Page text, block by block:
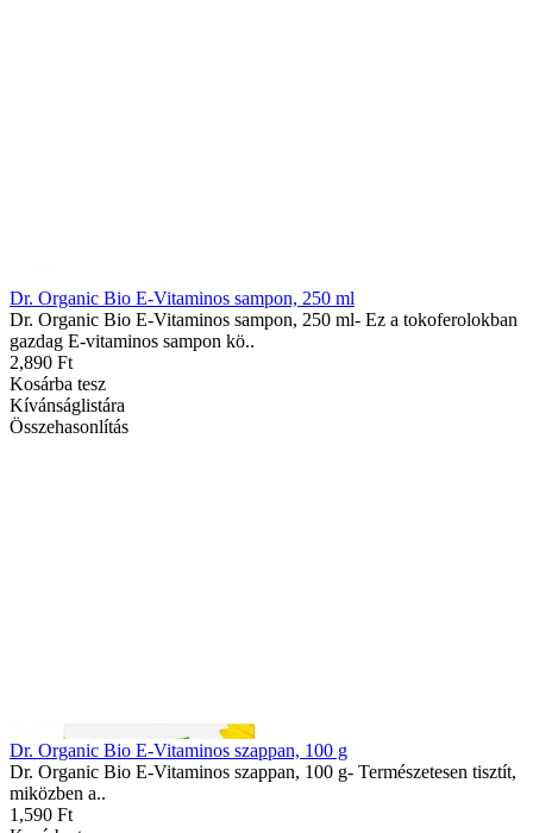
Dr. Organic Bio E-Vitaminos sampon, 250 ml
Dr. Organic Bio E-Vitaminos sampon, 250 ml- Ez a tokoferolokban
gazdag E-vitaminos sampon kö..
2,890 Ft
Kosárba tesz
Kívánságlistára
Összehasonlítás
Dr. Organic Bio E-Vitaminos szappan, 100 g
Dr. Organic Bio E-Vitaminos szappan, 100 g- Természetesen tisztít,
miközben a..
1,590 Ft